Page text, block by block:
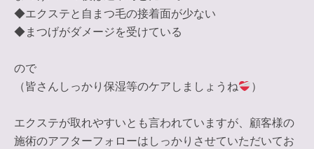
◆エクステと自まつ毛の接着面が少ない
◆まつげがダメージを受けている
ので
（皆さんしっかり保湿等のケアしましょうね
）
エクステが取れやすいとも言われていますが、顧客様の
施術のアフターフォローはしっかりさせていただいてお